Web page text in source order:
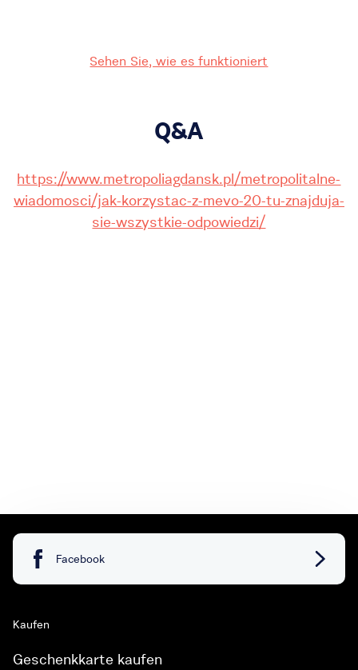
Sehen Sie, wie es funktioniert
Q&A
https://www.metropoliagdansk.pl/metropolitalne-
wiadomosci/jak-korzystac-z-mevo-20-tu-znajduja-
sie-wszystkie-odpowiedzi/
Facebook
Kaufen
Geschenkkarte kaufen